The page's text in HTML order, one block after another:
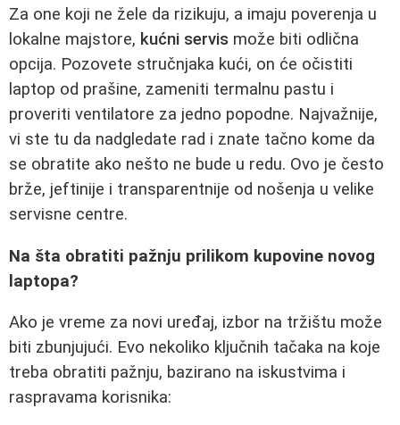
Za one koji ne žele da rizikuju, a imaju poverenja u
lokalne majstore, kućni servis može biti odlična
opcija. Pozovete stručnjaka kući, on će očistiti
laptop od prašine, zameniti termalnu pastu i
proveriti ventilatore za jedno popodne. Najvažnije,
vi ste tu da nadgledate rad i znate tačno kome da
se obratite ako nešto ne bude u redu. Ovo je često
brže, jeftinije i transparentnije od nošenja u velike
servisne centre.
Na šta obratiti pažnju prilikom kupovine novog
laptopa?
Ako je vreme za novi uređaj, izbor na tržištu može
biti zbunjujući. Evo nekoliko ključnih tačaka na koje
treba obratiti pažnju, bazirano na iskustvima i
raspravama korisnika: